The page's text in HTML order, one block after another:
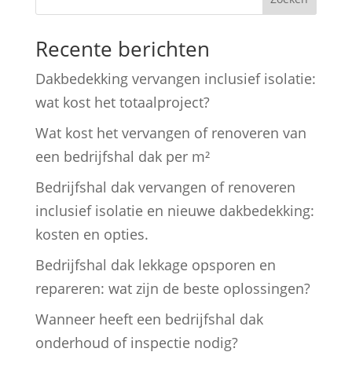
Recente berichten
Dakbedekking vervangen inclusief isolatie:
wat kost het totaalproject?
Wat kost het vervangen of renoveren van
een bedrijfshal dak per m²
Bedrijfshal dak vervangen of renoveren
inclusief isolatie en nieuwe dakbedekking:
kosten en opties.
Bedrijfshal dak lekkage opsporen en
repareren: wat zijn de beste oplossingen?
Wanneer heeft een bedrijfshal dak
onderhoud of inspectie nodig?